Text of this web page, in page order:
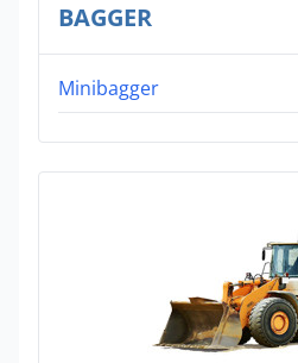
BAGGER
Minibagger